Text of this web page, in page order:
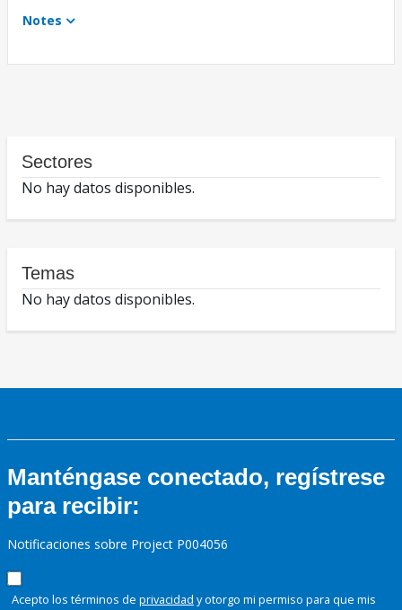
Notes
Sectores
No hay datos disponibles.
Temas
No hay datos disponibles.
Manténgase conectado, regístrese
para recibir:
Notificaciones sobre Project P004056
Acepto los términos de privacidad y otorgo mi permiso para que mis